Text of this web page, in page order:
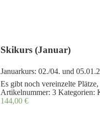
Skikurs (Januar)
Januarkurs: 02./04. und
Es gibt noch vereinzelte
Artikelnummer: 3 Kategorien:
144,00 €